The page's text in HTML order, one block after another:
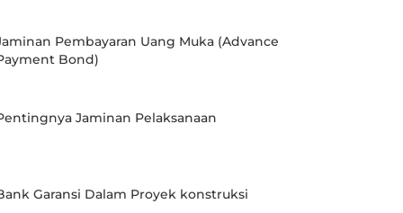
Pembayaran Uang Muka (Advance
Bond)
Jaminan Pelaksanaan
Garansi Dalam Proyek konstruksi